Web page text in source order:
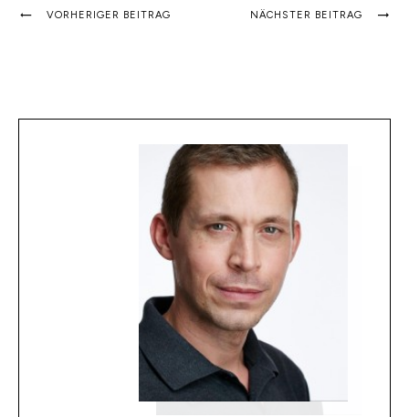
VORHERIGER BEITRAG NÄCHSTER BEITRAG